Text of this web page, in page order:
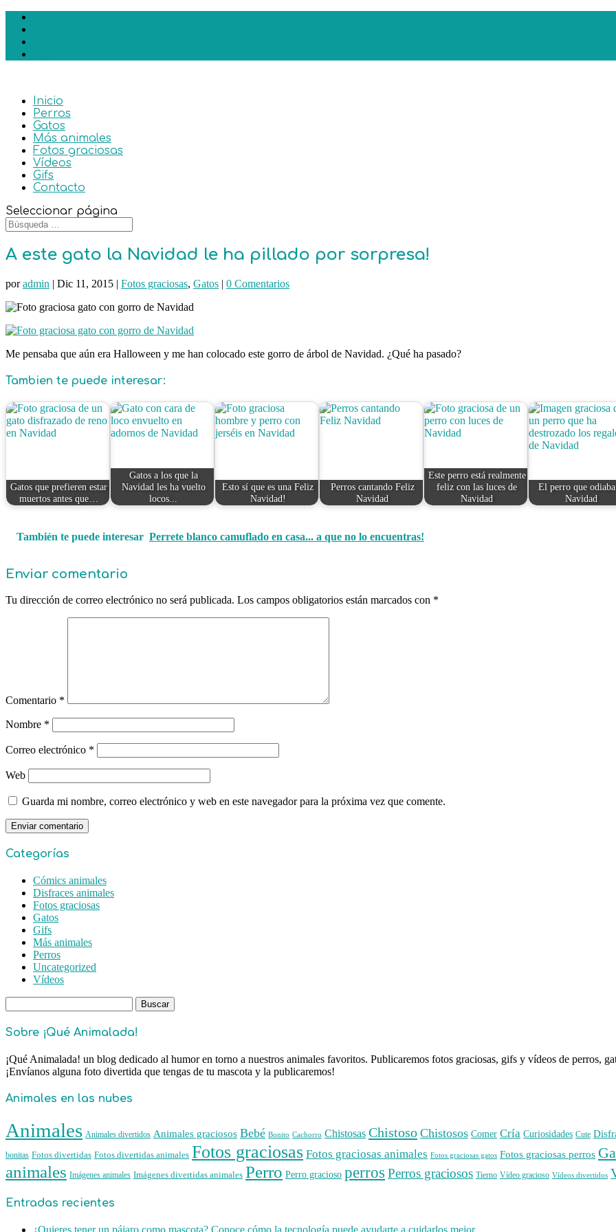
Inicio
Perros
Gatos
Más animales
Fotos graciosas
Vídeos
Gifs
Contacto
Seleccionar página
A este gato la Navidad le ha pillado por sorpresa!
poradmin | Dic 11, 2015 | Fotos graciosas, Gatos | 0 Comentarios
Me pensaba que aún era Halloween y me han colocado este gorro de árbol de Navidad. ¿Qué ha pasado?
Tambien te puede interesar:
Gatos que prefieren estar
muertos antes que…
Gatos a los que la
Navidad les ha vuelto
locos...
Esto sí que es una Feliz
Navidad!
Perros cantando Feliz
Navidad
Este perro está realmente
feliz con las luces de
Navidad
El perro que
Navidad
También te puede interesar Perrete blanco camuflado en casa... a que no lo encuentras!
Enviar comentario
Tu dirección de correo electrónico no será publicada. Los campos obligatorios están marcados con *
Comentario *
Nombre *
Correo electrónico *
Web
Guarda mi nombre, correo electrónico y web en este navegador para la próxima vez que comente.
Categorías
Cómics animales
Disfraces animales
Fotos graciosas
Gatos
Gifs
Más animales
Perros
Uncategorized
Vídeos
Sobre ¡Qué Animalada!
¡Qué Animalada! un blog dedicado al humor en torno a nuestros animales favoritos. Publicaremos fotos graciosas, gifs y vídeos de perros,
¡Envíanos alguna foto divertida que tengas de tu mascota y la publicaremos!
Animales en las nubes
Animales Animales divertidos Animales graciosos Bebé Bonito Cachorro Chistosas Chistoso Chistosos Comer Cría Curiosidades Cute
bonitas Fotos divertidas Fotos divertidas animales Fotos graciosas Fotos graciosas animales Fotos graciosas gatos Fotos graciosas perros
animales Imágenes animales Imágenes divertidas animales Perro Perro gracioso perros Perros graciosos Tierno Vídeo gracioso Vídeos divertidos
Entradas recientes
¿Quieres tener un pájaro como mascota? Conoce cómo la tecnología puede ayudarte a cuidarlos mejor